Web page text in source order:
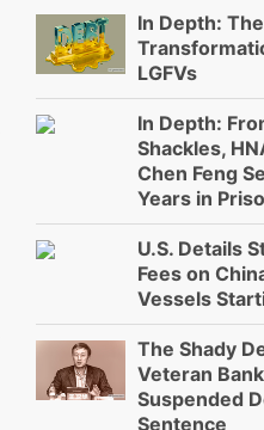
In Depth:
LGFVs
In Depth:
Shackles,
Chen Feng
Years in
U.S. Details
Fees on
Vessels
The Shady
Veteran
Suspended
Sentence